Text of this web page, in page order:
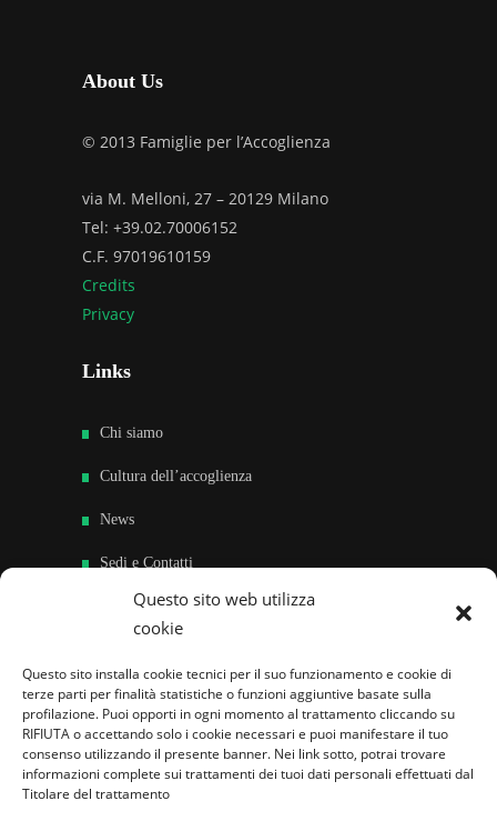
Questo sito web utilizza
cookie
Questo sito installa cookie tecnici per il suo funzionamento e cookie di
terze parti per finalità statistiche o funzioni aggiuntive basate sulla
profilazione. Puoi opporti in ogni momento al trattamento cliccando su
RIFIUTA o accettando solo i cookie necessari e puoi manifestare il tuo
consenso utilizzando il presente banner. Nei link sotto, potrai trovare
informazioni complete sui trattamenti dei tuoi dati personali effettuati dal
Titolare del trattamento
About Us
© 2013 Famiglie per l’Accoglienza
via M. Melloni, 27 – 20129 Milano
Tel: +39.02.70006152
C.F. 97019610159
Credits
Privacy
Links
Chi siamo
Cultura dell’accoglienza
News
Sedi e Contatti
Sostieni
Famiglie per l’accoglienza nel mondo